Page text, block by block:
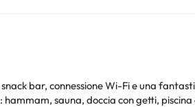
bar, connessione Wi-Fi e una
sauna, doccia con getti,